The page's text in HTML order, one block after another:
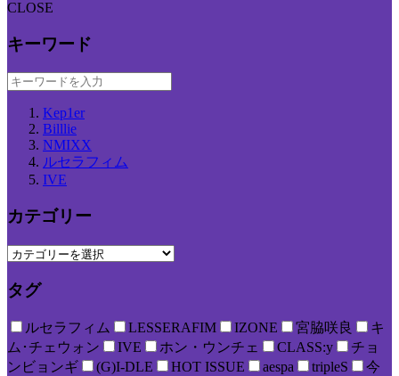
CLOSE
キーワード
Kep1er
Billlie
NMIXX
ルセラフィム
IVE
カテゴリー
タグ
ルセラフィム LESSERAFIM IZONE 宮脇咲良
キ
ム･チェウォン
IVE ホン・ウンチェ CLASS:y
チョ
ンビョンギ
(G)I-DLE HOT ISSUE aespa tripleS
今